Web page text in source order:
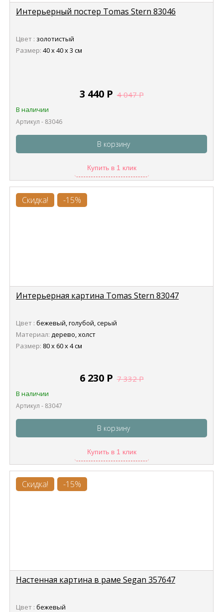
Интерьерный постер Tomas Stern 83046
Цвет : золотистый
Размер: 40 х 40 х 3 см
3 440 Р 4 047Р
В наличии
Артикул - 83046
В корзину
Купить в 1 клик
Скидка! -15%
Интерьерная картина Tomas Stern 83047
Цвет : бежевый, голубой, серый
Материал: дерево, холст
Размер: 80 х 60 х 4 см
6 230 Р 7 332Р
В наличии
Артикул - 83047
В корзину
Купить в 1 клик
Скидка! -15%
Настенная картина в раме Segan 357647
Цвет : бежевый